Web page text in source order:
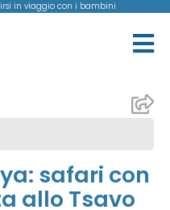
in viaggio con i bambini
safari con
allo Tsavo